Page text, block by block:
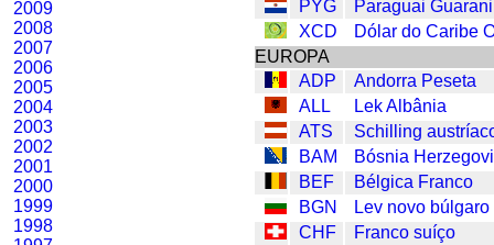
2009
2008
2007
2006
2005
2004
2003
2002
2001
2000
1999
1998
PYG
Paraguai Guarani
XCD
Dólar do Caribe
EUROPA
ADP
Andorra Peseta
ALL
Lek Albânia
ATS
Schilling
BAM
Bósnia
BEF
Bélgica Franco
BGN
Lev novo búlgaro
CHF
Franco suíço